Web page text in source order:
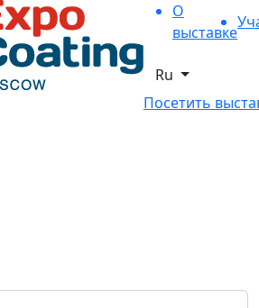
О
выставке
Ru
Посетить